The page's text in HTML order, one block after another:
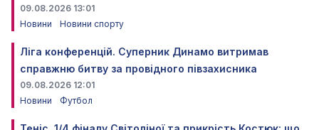
09.08.2026 13:01
Новини
Новини спорту
Ліга конференцій. Суперник Динамо витримав
справжню битву за провідного півзахисника
09.08.2026 12:01
Новини
Футбол